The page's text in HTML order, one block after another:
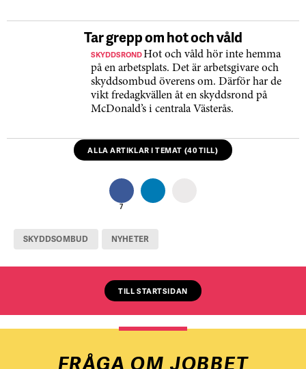
Tar grepp om hot och våld
SKYDDSRONDHot och våld hör inte hemma
på en arbetsplats. Det är arbetsgivare och
skyddsombud överens om. Därför har de
vikt fredagkvällen åt en skyddsrond på
McDonald’s i centrala Västerås.
ALLA ARTIKLAR I TEMAT (40 TILL)
7
SKYDDSOMBUD NYHETER
TILL STARTSIDAN
FRÅGA OM JOBBET